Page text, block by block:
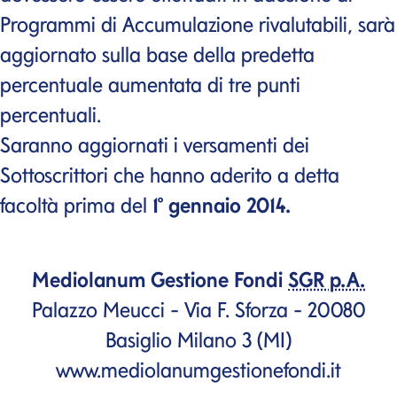
Programmi di Accumulazione rivalutabili, sarà
aggiornato sulla base della predetta
percentuale aumentata di tre punti
percentuali.
Saranno aggiornati i versamenti dei
Sottoscrittori che hanno aderito a detta
facoltà prima del 1° gennaio 2014.
Mediolanum Gestione Fondi SGR p.A.
Palazzo Meucci - Via F. Sforza - 20080
Basiglio Milano 3 (MI)
www.mediolanumgestionefondi.it